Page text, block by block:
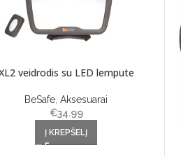
veidrodis su LED lempute
BeSafe Aksesuarai
€34.99
Į KREPŠELĮ